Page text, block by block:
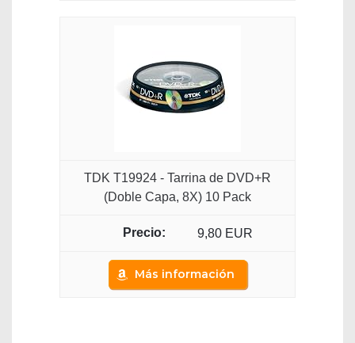
TDK T19924 - Tarrina de DVD+R
(Doble Capa, 8X) 10 Pack
9,80 EUR
Más información